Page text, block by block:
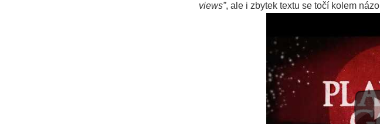
views”, ale i zbytek textu se točí kolem